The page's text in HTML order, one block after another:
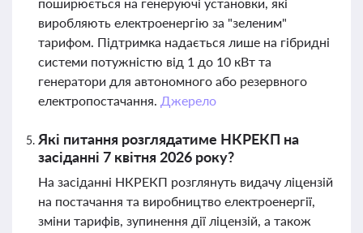
виробляють електроенергію за "зеленим"
тарифом. Підтримка надається лише на гібридні
системи потужністю від 1 до 10 кВт та
генератори для автономного або резервного
електропостачання. Джерело
Які питання розглядатиме НКРЕКП на
засіданні 7 квітня 2026 року?
На засіданні НКРЕКП розглянуть видачу ліцензій
на постачання та виробництво електроенергії,
зміни тарифів, зупинення дії ліцензій, а також